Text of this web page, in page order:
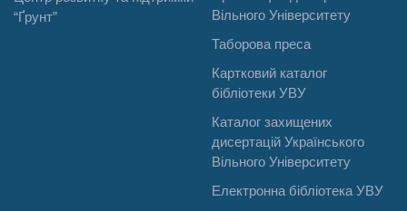
“Ґрунт”
Вільного Університету
Таборова преса
Картковий каталог
бібліотеки УВУ
Каталог захищених
дисертацій Українського
Вільного Університету
Електронна бібліотека УВУ